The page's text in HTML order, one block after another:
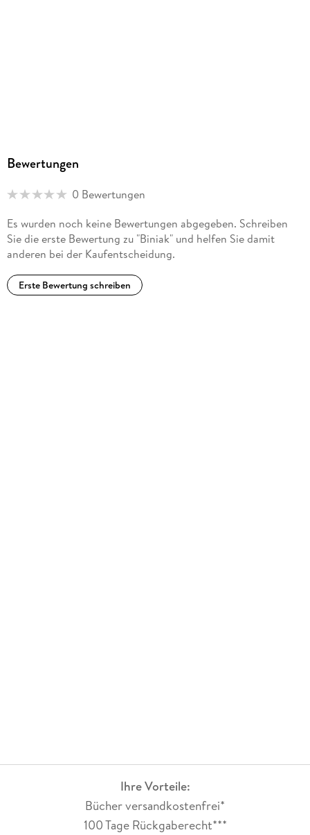
Bewertungen
0 Bewertungen
Es wurden noch keine Bewertungen abgegeben. Schreiben
Sie die erste Bewertung zu "Biniak" und helfen Sie damit
anderen bei der Kaufentscheidung.
Erste Bewertung schreiben
Ihre Vorteile:
Bücher versandkostenfrei*
100 Tage Rückgaberecht***